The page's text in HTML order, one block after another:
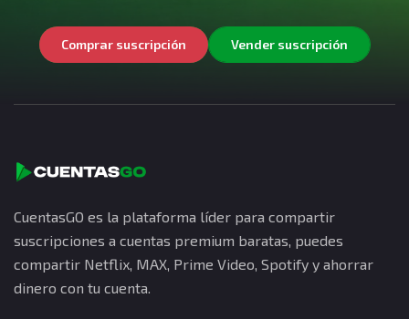
Comprar suscripción Vender suscripción
CuentasGO es la plataforma líder para compartir
suscripciones a cuentas premium baratas, puedes
compartir Netflix, MAX, Prime Video, Spotify y ahorrar
dinero con tu cuenta.